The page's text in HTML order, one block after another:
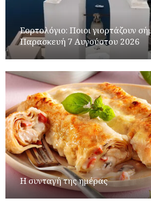
Εορτολόγιο: Ποιοι γιορτάζουν
Παρασκευή 7 Αυγούστου 2026
Η συνταγή της ημέρας